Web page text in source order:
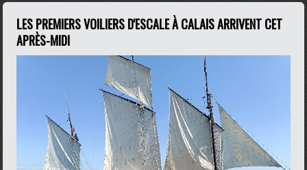
LES PREMIERS VOILIERS D'ESCALE À CALAIS ARRIVENT CET
APRÈS-MIDI